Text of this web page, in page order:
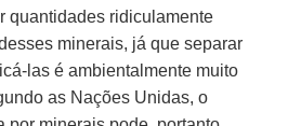
quantidades ridiculamente
minerais, já que separar
las é ambientalmente muito
as Nações Unidas, o